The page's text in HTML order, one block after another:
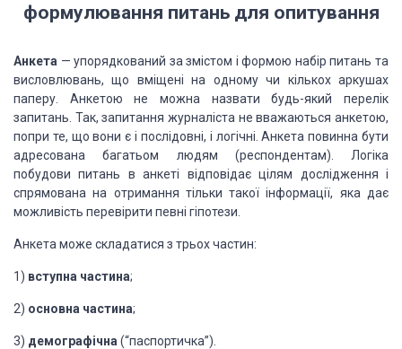
формулювання питань для опитування
Анкета — упорядкований за змістом і формою набір питань та
висловлювань, що вміщені на одному чи кількох аркушах
паперу. Анкетою не можна назвати будь-який перелік
запитань. Так, запитання журналіста не вважаються анкетою,
попри те, що вони є і послідовні, і логічні. Анкета повинна бути
адресована багатьом людям (респондентам). Логіка
побудови питань в анкеті відповідає цілям дослідження і
спрямована на отримання тільки такої інформації, яка дає
можливість перевірити певні гіпотези.
Анкета може складатися з трьох частин:
1) вступна частина;
2) основна частина;
3) демографічна (“паспортичка”).